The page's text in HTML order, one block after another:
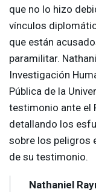
que no lo hizo
vínculos
que están
paramilitar.
Investigación
Pública de la
testimonio ante el
detallando los
sobre los peligros
de su testimonio.
Nathaniel